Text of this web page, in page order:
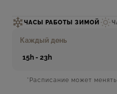
закуски,
незабываемых моментов
Если вы решили
бассейне, не забудьте
ЧАСЫ РАБОТЫ ЗИМОЙ
Каждый день
15h - 23h
*Расписание может